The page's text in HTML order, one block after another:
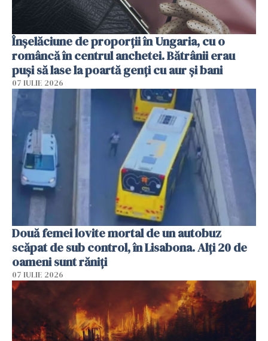
Înșelăciune de proporții în Ungaria, cu o
româncă în centrul anchetei. Bătrânii erau
puși să lase la poartă genți cu aur și bani
07 IULIE 2026
Două femei lovite mortal de un autobuz
scăpat de sub control, în Lisabona. Alți 20 de
oameni sunt răniți
07 IULIE 2026